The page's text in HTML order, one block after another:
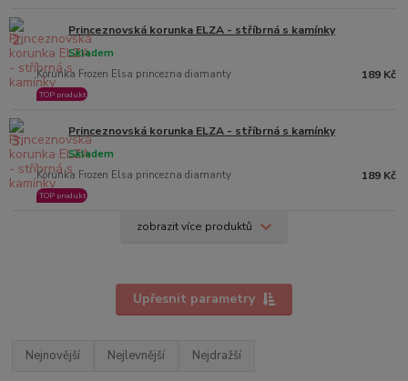
2. Princeznovská korunka ELZA - stříbrná s kamínky
Korunka Frozen Elsa princezna diamanty
Skladem
TOP produkt
189 Kč
3. Princeznovská korunka ELZA - stříbrná s kamínky
Korunka Frozen Elsa princezna diamanty
Skladem
TOP produkt
189 Kč
zobrazit více produktů
Upřesnit parametry
Nejnovější Nejlevnější Nejdražší